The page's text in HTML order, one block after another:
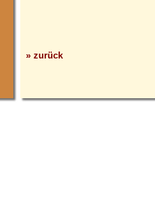
» zurück